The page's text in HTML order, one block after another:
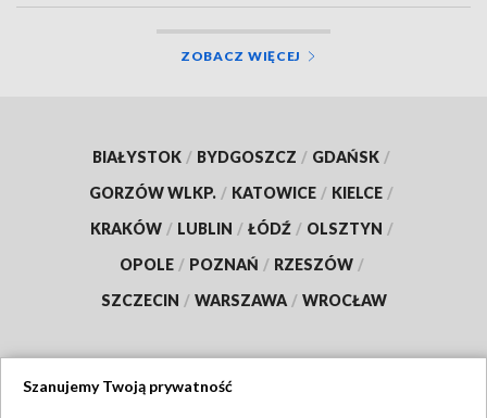
ZOBACZ WIĘCEJ
BIAŁYSTOK / BYDGOSZCZ / GDAŃSK /
GORZÓW WLKP. / KATOWICE / KIELCE /
KRAKÓW / LUBLIN / ŁÓDŹ / OLSZTYN /
OPOLE / POZNAŃ / RZESZÓW /
SZCZECIN / WARSZAWA / WROCŁAW
Szanujemy Twoją prywatność